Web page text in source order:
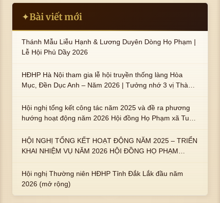
✦Bài viết mới
Thánh Mẫu Liễu Hạnh & Lương Duyên Dòng Họ Phạm |
Lễ Hội Phủ Dầy 2026
HĐHP Hà Nội tham gia lễ hội truyền thống làng Hòa
Mục, Đền Dục Anh – Năm 2026 | Tưởng nhớ 3 vị Thành
trai : ngài Phạm Huy, Phạm Miện
Hội nghị tổng kết công tác năm 2025 và đề ra phương
hướng hoạt động năm 2026 Hội đồng Họ Phạm xã Tuy
HỘI NGHỊ TỔNG KẾT HOẠT ĐỘNG NĂM 2025 – TRIỂN
KHAI NHIỆM VỤ NĂM 2026 HỘI ĐỒNG HỌ PHẠM
Hội nghị Thường niên HĐHP Tỉnh Đắk Lắk đầu năm
2026 (mở rộng)